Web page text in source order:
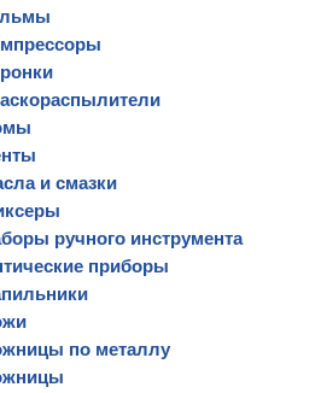
и смазки
ручного инструмента
приборы
по металлу